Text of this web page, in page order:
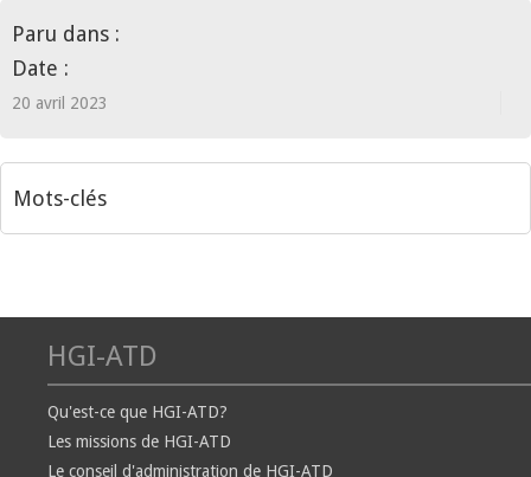
Paru dans :
Date :
20 avril 2023
Mots-clés
HGI-ATD
Qu'est-ce que HGI-ATD?
Les missions de HGI-ATD
Le conseil d'administration de HGI-ATD